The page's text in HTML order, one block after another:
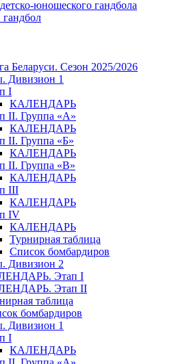
юношеского гандбола
Беларуси. Сезон 2025/2026
Дивизион 1
I
КАЛЕНДАРЬ
II. Группа «А»
КАЛЕНДАРЬ
II. Группа «Б»
КАЛЕНДАРЬ
II. Группа «В»
КАЛЕНДАРЬ
III
КАЛЕНДАРЬ
IV
КАЛЕНДАРЬ
Турнирная таблица
Список бомбардиров
Дивизион 2
Этап I
Этап II
таблица
бомбардиров
Дивизион 1
I
КАЛЕНДАРЬ